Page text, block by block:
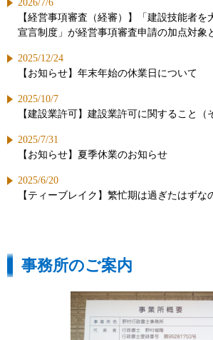
2026/7/6
【経営事項審査（経審）】「建設技能者を
宣言制度」が経営事項審査申請の加点対象
2025/12/24
【お知らせ】年末年始の休業日について
2025/10/7
【建設業許可】建設業許可に関すること（
2025/7/31
【お知らせ】夏季休業のお知らせ
2025/6/20
【ティーブレイク】繁忙期は過ぎたはずな
事務所のご案内